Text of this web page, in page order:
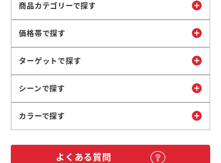
商品カテゴリーで探す
価格帯で探す
ターゲットで探す
シーンで探す
カラーで探す
よくある質問